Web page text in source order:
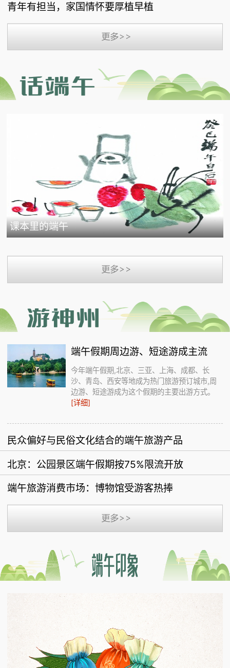
青年有担当，家国情怀要厚植早植
课本里的端午
端午假期周边游、短途游成主流
今年端午假期,北京、三亚、上海、成都、长
沙、青岛、西安等地成为热门旅游预订城市,周
边游、短途游成为这个假期的主要出游方式。
[详细]
民众偏好与民俗文化结合的端午旅游产品
北京：公园景区端午假期按75%限流开放
端午旅游消费市场：博物馆受游客热捧